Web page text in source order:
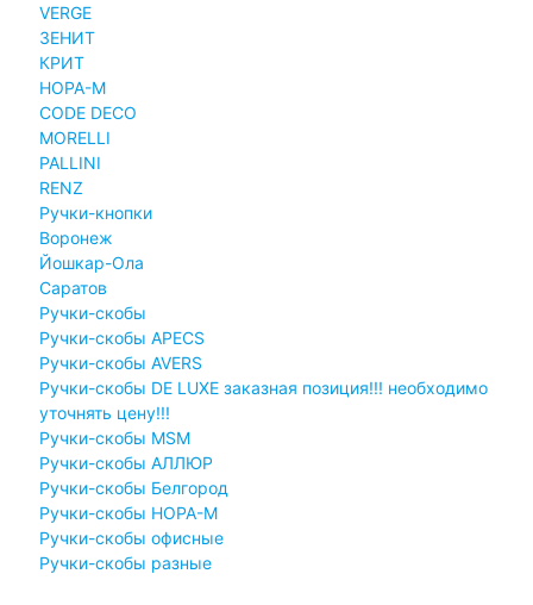
VERGE
ЗЕНИТ
КРИТ
НОРА-М
CODE DECO
MORELLI
PALLINI
RENZ
Ручки-кнопки
Воронеж
Йошкар-Ола
Саратов
Ручки-скобы
Ручки-скобы APECS
Ручки-скобы AVERS
Ручки-скобы DE LUXE заказная позиция!!! необходимо
уточнять цену!!!
Ручки-скобы MSM
Ручки-скобы АЛЛЮР
Ручки-скобы Белгород
Ручки-скобы НОРА-М
Ручки-скобы офисные
Ручки-скобы разные